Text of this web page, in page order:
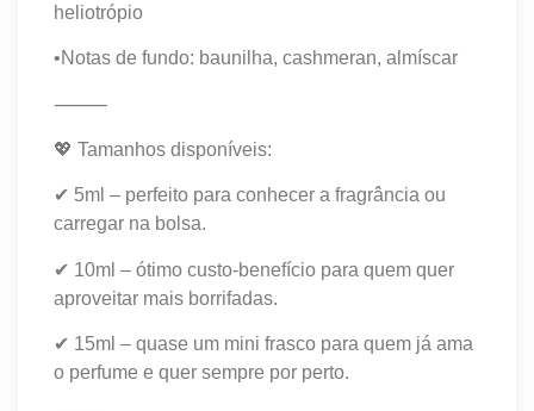
heliotrópio
•Notas de fundo: baunilha, cashmeran, almíscar
⸻
💖 Tamanhos disponíveis:
✔ 5ml – perfeito para conhecer a fragrância ou
carregar na bolsa.
✔ 10ml – ótimo custo-benefício para quem quer
aproveitar mais borrifadas.
✔ 15ml – quase um mini frasco para quem já ama
o perfume e quer sempre por perto.